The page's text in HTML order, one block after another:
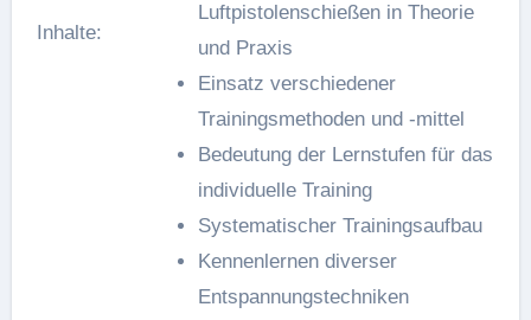
Inhalte:
Luftpistolenschießen in Theorie
und Praxis
Einsatz verschiedener
Trainingsmethoden und -mittel
Bedeutung der Lernstufen für das
individuelle Training
Systematischer Trainingsaufbau
Kennenlernen diverser
Entspannungstechniken